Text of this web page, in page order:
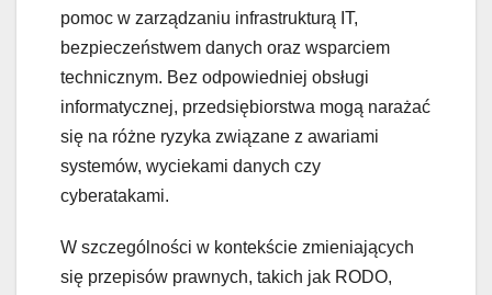
pomoc w zarządzaniu infrastrukturą IT,
bezpieczeństwem danych oraz wsparciem
technicznym. Bez odpowiedniej obsługi
informatycznej, przedsiębiorstwa mogą narażać
się na różne ryzyka związane z awariami
systemów, wyciekami danych czy
cyberatakami.
W szczególności w kontekście zmieniających
się przepisów prawnych, takich jak RODO,